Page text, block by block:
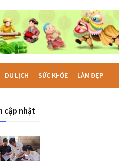
DU LỊCH SỨC KHỎE LÀM ĐẸP
cập nhật